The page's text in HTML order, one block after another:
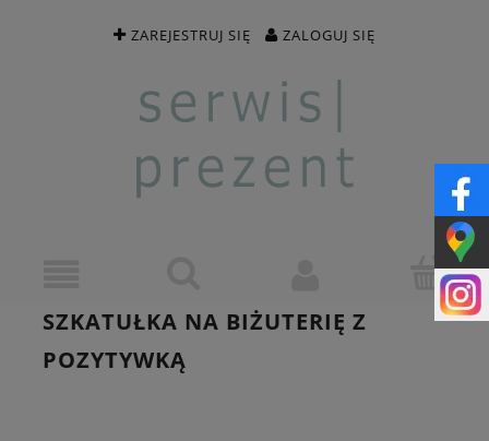
ZAREJESTRUJ SIĘ ZALOGUJ SIĘ
SZKATUŁKA NA BIŻUTERIĘ Z
POZYTYWKĄ